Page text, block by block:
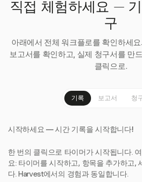
직접 체험하세요 —
구
아래에서 전체 워크플로를 확인하세
보고서를 확인하고, 실제 청구서를 만
클릭으로.
기록 보고서 청
시작하세요 — 시간 기록을 시작합니다!
한 번의 클릭으로 타이머가 시작됩니다.
요: 타이머를 시작하고, 항목을 추가하고,
다. Harvest에서의 경험과 동일합니다.